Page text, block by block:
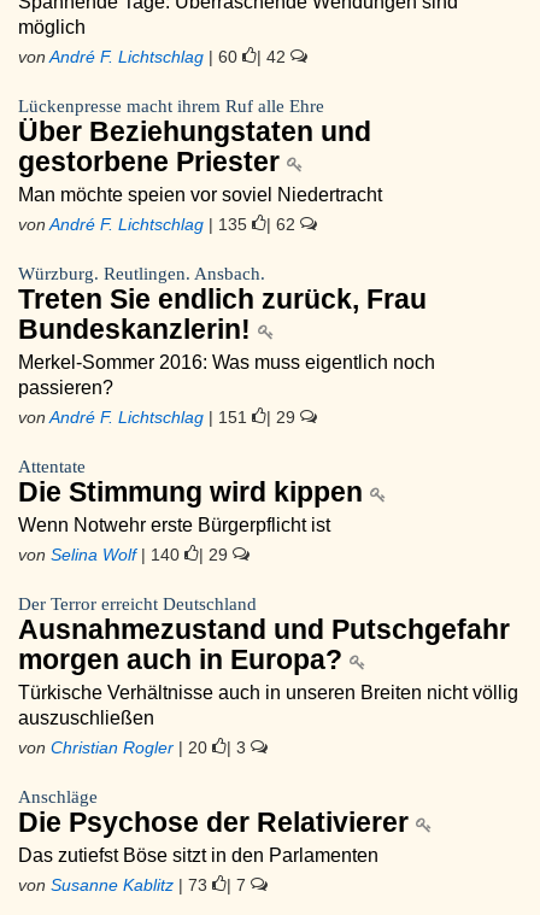
möglich
von André F. Lichtschlag | 60 | 42
Lückenpresse macht ihrem Ruf alle Ehre
Über Beziehungstaten und
gestorbene Priester
Man möchte speien vor soviel Niedertracht
von André F. Lichtschlag | 135 | 62
Würzburg. Reutlingen. Ansbach.
Treten Sie endlich zurück, Frau
Bundeskanzlerin!
Merkel-Sommer 2016: Was muss eigentlich noch
passieren?
von André F. Lichtschlag | 151 | 29
Attentate
Die Stimmung wird kippen
Wenn Notwehr erste Bürgerpflicht ist
von Selina Wolf| 140 | 29
Der Terror erreicht Deutschland
Ausnahmezustand und Putschgefahr
morgen auch in Europa?
Türkische Verhältnisse auch in unseren Breiten nicht völlig
auszuschließen
von Christian Rogler | 20 | 3
Anschläge
Die Psychose der Relativierer
Das zutiefst Böse sitzt in den Parlamenten
von Susanne Kablitz | 73 | 7